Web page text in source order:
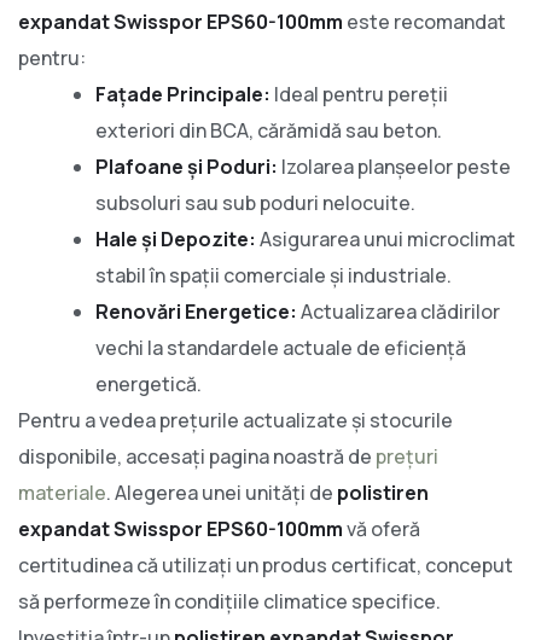
expandat Swisspor EPS60-100mm este recomandat
pentru:
Fațade Principale: Ideal pentru pereții
exteriori din BCA, cărămidă sau beton.
Plafoane și Poduri: Izolarea planșeelor peste
subsoluri sau sub poduri nelocuite.
Hale și Depozite: Asigurarea unui microclimat
stabil în spații comerciale și industriale.
Renovări Energetice: Actualizarea clădirilor
vechi la standardele actuale de eficiență
energetică.
Pentru a vedea prețurile actualizate și stocurile
disponibile, accesați pagina noastră de prețuri
materiale. Alegerea unei unități de polistiren
expandat Swisspor EPS60-100mmvă oferă
certitudinea că utilizați un produs certificat, conceput
să performeze în condițiile climatice specifice.